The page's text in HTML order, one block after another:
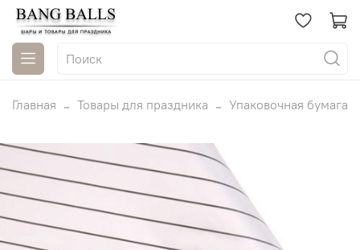
Главная Товары для праздника Упаковочная бумага